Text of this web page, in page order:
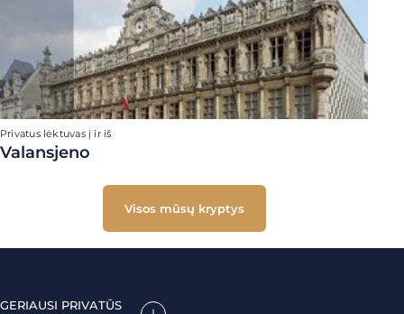
Privatus lėktuvas į ir iš
Valansjeno
Visos mūsų kryptys
GERIAUSI PRIVATŪS